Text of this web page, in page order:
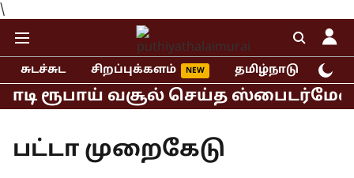
\
சுடச்சுட சிறப்புக்களம் தமிழ்நாடு
ரூபாய் வசூல் செய்த ஸ்பைடர்மேன்
பட்டா முறைகேடு